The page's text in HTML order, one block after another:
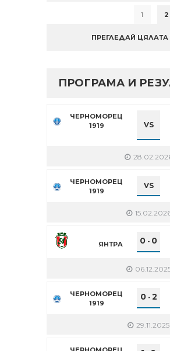
1 2
ПРЕГЛЕДАЙ
ПРОГРАМА И
ЧЕРНОМОРЕЦ
1919
VS
ЧЕРНОМОРЕЦ
1919
VS
ЯНТРА 0 - 0
ЧЕРНОМОРЕЦ
1919
0- 2
29.11.2025